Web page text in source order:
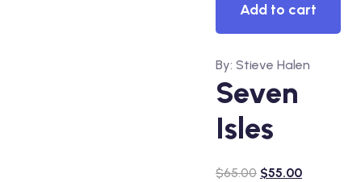
Add to cart
By: Stieve Halen
Seven
Isles
$65.00 $55.00